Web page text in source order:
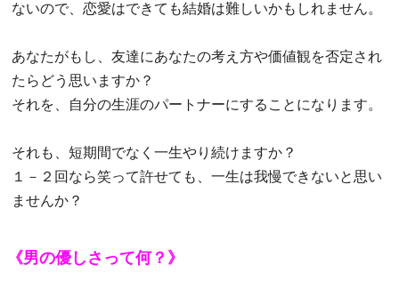
ないので、恋愛はできても結婚は難しいかもしれません。
あなたがもし、友達にあなたの考え方や価値観を否定され
たらどう思いますか？
それを、自分の生涯のパートナーにすることになります。
それも、短期間でなく一生やり続けますか？
１－２回なら笑って許せても、一生は我慢できないと思い
ませんか？
《男の優しさって何？》